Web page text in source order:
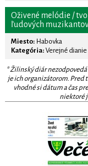
Oživené melódie /
ľudových
Miesto: Habovka
Kategória: Verejné dianie
* Žilinský diár
je ich organizátorom.
vhodné si dátum a čas
niektoré